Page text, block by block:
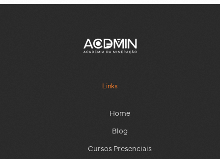
Links
Home
Blog
Cursos Presenciais